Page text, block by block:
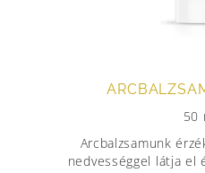
50
Arcbalzsamunk
nedvességgel látja el